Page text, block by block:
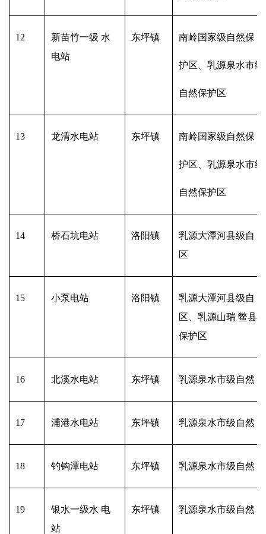
12
新苗竹一级 水
电站
东坪镇 南岭国家级自然保
护区、乳源泉水市级
自然保护区
13 龙清水电站 东坪镇 南岭国家级自然保
护区、乳源泉水市级
自然保护区
14 桥石坑电站 洛阳镇
乳源大潭河县级自
区
15 小泵电站 洛阳镇
乳源大潭河县级自
区、乳源山瑞 鳖县
保护区
16 北溪水电站 东坪镇 乳源泉水市级自然
17 浦港水电站 东坪镇 乳源泉水市级自然
18 钓钩潭电站 东坪镇 乳源泉水市级自然
19
银水一级水 电
站
东坪镇 乳源泉水市级自然